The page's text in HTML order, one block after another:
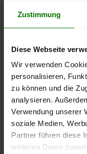
Zustimmung
Diese Webseite
Wir verwenden
personalisieren,
zu können und die
analysieren.
Verwendung unserer
soziale Medien,
Partner führen diese
weiteren Daten
lose
September
300 €
Die aktuelle
können Sie